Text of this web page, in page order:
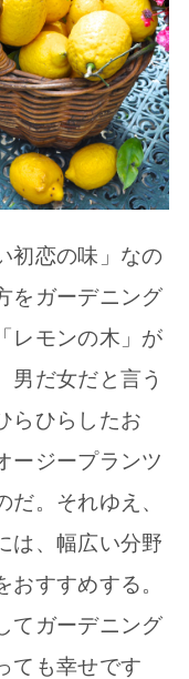
初恋の味」なの
をガーデニング
レモンの木」が
男だ女だと言う
らひらしたお
ージープランツ
。それゆえ、
は、幅広い分野
すすめする。
てガーデニング
ても幸せです